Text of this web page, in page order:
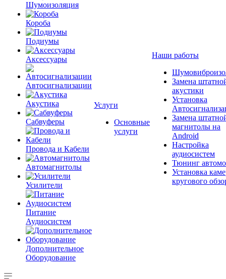
Шумоизоляция
Короба
Подиумы
Аксессуары
Автосигнализации
Акустика
Сабвуферы
Провода и Кабели
Автомагнитолы
Усилители
Питание
Аудиосистем
Дополнительное
Оборудование
Услуги
Основные
услуги
Наши работы
Замена
акустики
Установка
Замена
магнитолы на
Android
Настройка
аудиосистем
Тюнинг
Установка
кругового